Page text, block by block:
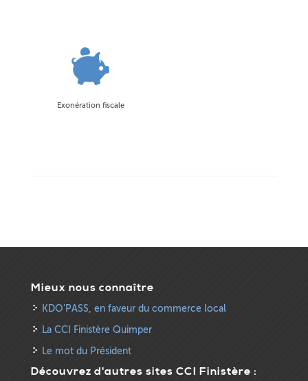
Exonération fiscale
Mieux nous connaître
KDO’PASS, en faveur du commerce local
La CCI Finistère Quimper
Le mot du Président
Découvrez d'autres sites CCI Finistère :